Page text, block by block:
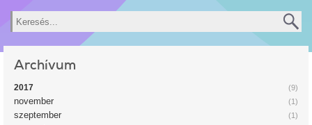
Keresés
Archívum
(9)
2017
(1)
november
(1)
szeptember